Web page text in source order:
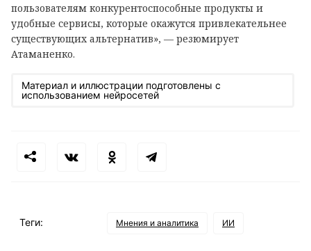
пользователям конкурентоспособные продукты и
удобные сервисы, которые окажутся привлекательнее
существующих альтернатив», — резюмирует
Атаманенко.
Материал и иллюстрации подготовлены с
использованием нейросетей
Теги: Мнения и аналитика ИИ